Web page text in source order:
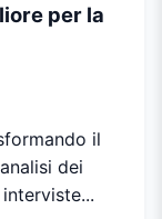
per la
il
dei